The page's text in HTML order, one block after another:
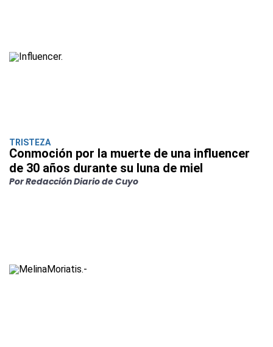
TRISTEZA
Conmoción por la muerte de una influencer
de 30 años durante su luna de miel
Por Redacción Diario de Cuyo